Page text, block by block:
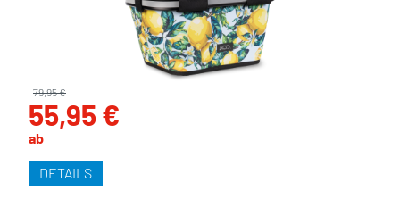
ab
55,95 €
79,95 €
DETAILS